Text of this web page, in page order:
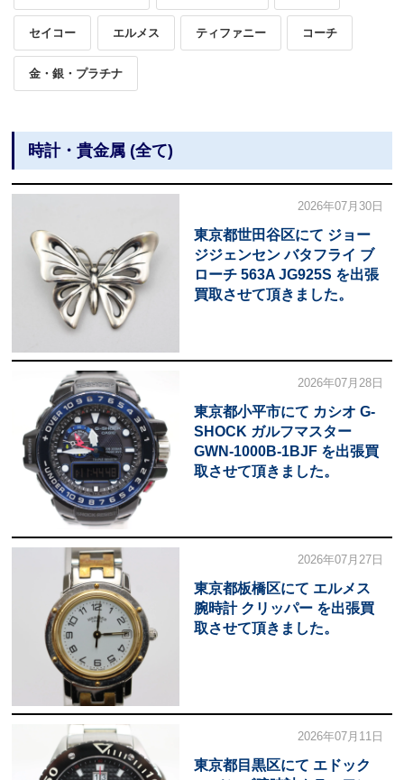
セイコー エルメス ティファニー コーチ
金・銀・プラチナ
時計・貴金属 (全て)
2026年07月30日
東京都世田谷区にて ジョー
ジジェンセン バタフライ ブ
ローチ 563A JG925S を出張
買取させて頂きました。
2026年07月28日
東京都小平市にて カシオ G-
SHOCK ガルフマスター
GWN-1000B-1BJF を出張買
取させて頂きました。
2026年07月27日
東京都板橋区にて エルメス
腕時計 クリッパー を出張買
取させて頂きました。
2026年07月11日
東京都目黒区にて エドック